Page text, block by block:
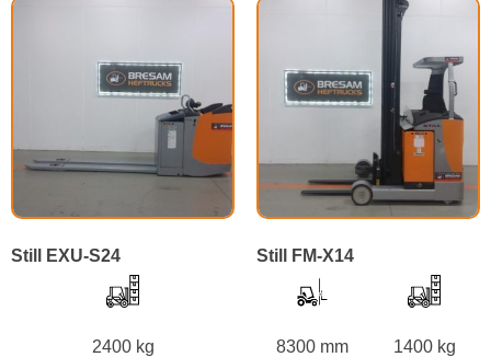
Still EXU-S24
2400 kg
Still FM-X14
8300 mm 1400 kg